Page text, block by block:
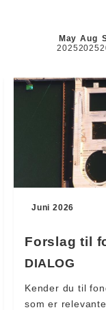
May
2025
Aug
2025
Juni 2026
Forslag til
DIALOG
Kender du til
som er